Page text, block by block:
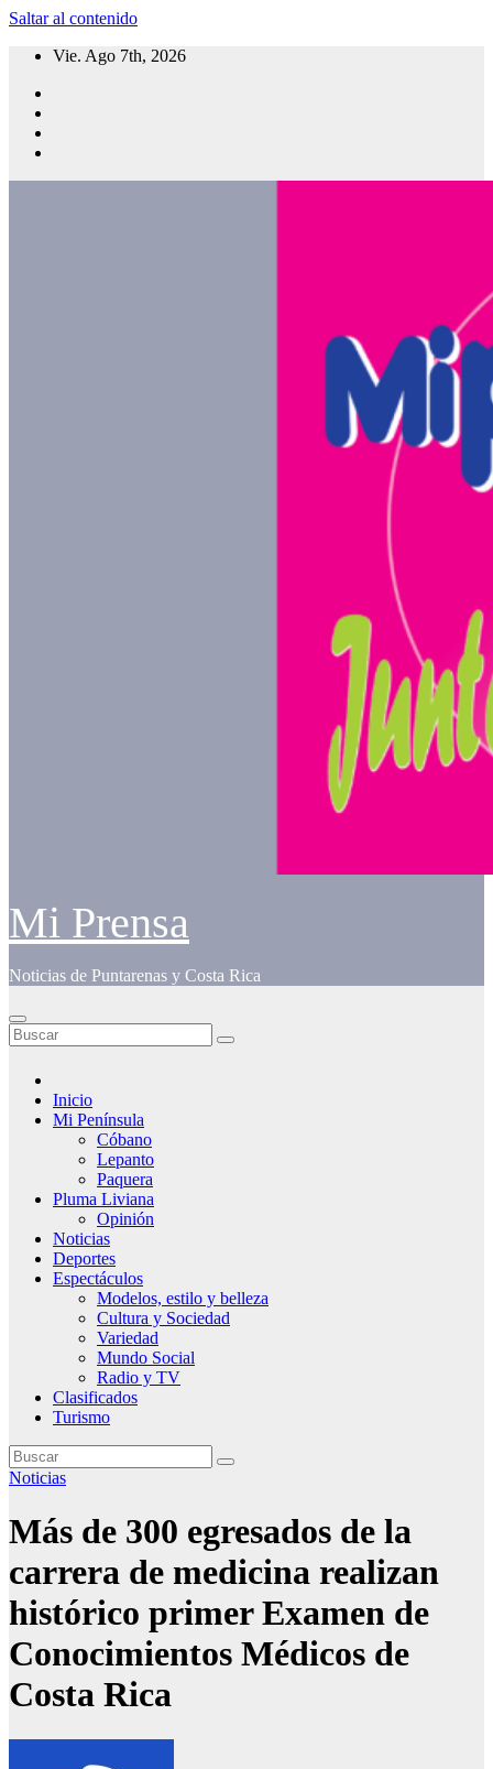
Saltar al contenido
Vie. Ago 7th, 2026
Mi Prensa
Noticias de Puntarenas y Costa Rica
Inicio
Mi Península
Cóbano
Lepanto
Paquera
Pluma Liviana
Opinión
Noticias
Deportes
Espectáculos
Modelos, estilo y belleza
Cultura y Sociedad
Variedad
Mundo Social
Radio y TV
Clasificados
Turismo
Noticias
Más de 300 egresados de la
carrera de medicina realizan
histórico primer Examen de
Conocimientos Médicos de
Costa Rica